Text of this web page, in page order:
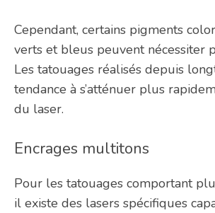
Cependant, certains pigments
verts et bleus peuvent nécessiter
Les tatouages réalisés depuis
tendance à s’atténuer plus
du laser.
Encrages multitons
Pour les tatouages comportant
il existe des lasers spécifiques